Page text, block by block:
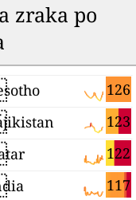
zraka po
126
123
122
117